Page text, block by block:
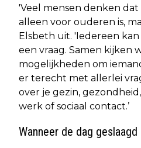
'Veel mensen denken
alleen voor ouderen is,
Elsbeth uit. 'Iedereen
een vraag. Samen kijken
mogelijkheden om
er terecht met allerlei
over je gezin,
werk of sociaal contact.’
Wanneer de dag geslaagd